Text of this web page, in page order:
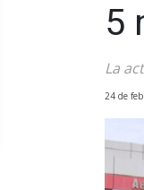
5
La
24 de